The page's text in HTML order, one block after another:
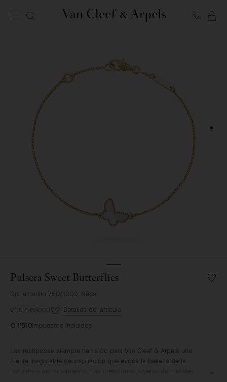
de
Van
Pulsera Sweet Butterflies
Oro amarillo 750/1000, Nácar
Lista
VCARF69000
Detalles del artículo
€ 1'610Impuestos incluidos
Las mariposas siempre han sido para Van Cleef & Arpels una
fuente inagotable de inspiración que evoca la belleza de la